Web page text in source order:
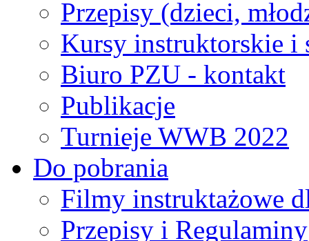
Przepisy (dzieci,
Kursy instruktorskie i
Biuro PZU - kontakt
Publikacje
Turnieje WWB 2022
Do pobrania
Filmy instruktażowe
Przepisy i Regulaminy